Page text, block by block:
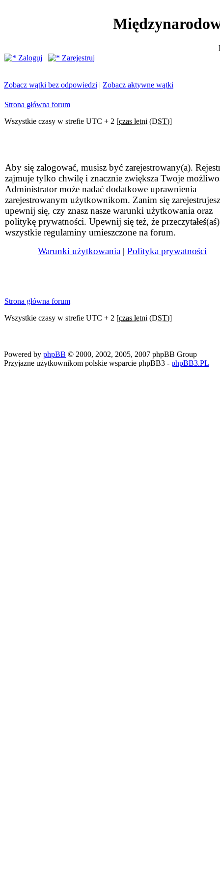
Zaloguj
Zarejestruj
Zobacz wątki bez odpowiedzi | Zobacz aktywne wątki
Strona główna forum
Wszystkie czasy w strefie UTC + 2 [czas letni (DST)]
Aby się zalogować, musisz być zarejestrowany(a).
zajmuje tylko chwilę i znacznie zwiększa Twoje
Administrator może nadać dodatkowe uprawnienia
zarejestrowanym użytkownikom. Zanim się
upewnij się, czy znasz nasze warunki użytkowania oraz
politykę prywatności. Upewnij się też, że przeczytałeś(aś)
wszystkie regulaminy umieszczone na forum.
Warunki użytkowania | Polityka prywatności
Strona główna forum
Wszystkie czasy w strefie UTC + 2 [czas letni (DST)]
Powered by phpBB © 2000, 2002, 2005, 2007 phpBB Group
Przyjazne użytkownikom polskie wsparcie phpBB3 - phpBB3.PL